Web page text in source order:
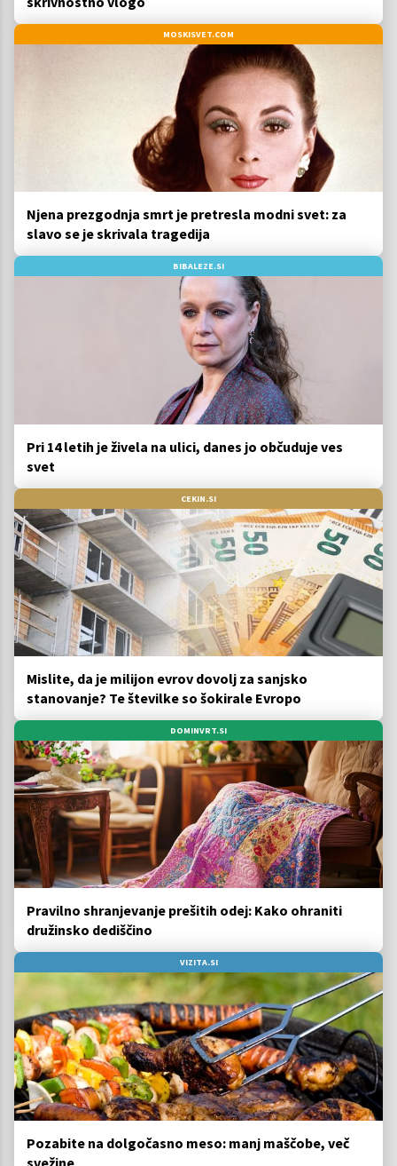
MOSKISVET.COM
Njena prezgodnja smrt je pretresla modni svet: za
slavo se je skrivala tragedija
BIBALEZE.SI
Pri 14 letih je živela na ulici, danes jo občuduje ves
svet
CEKIN.SI
Mislite, da je milijon evrov dovolj za sanjsko
stanovanje? Te številke so šokirale Evropo
DOMINVRT.SI
Pravilno shranjevanje prešitih odej: Kako ohraniti
družinsko dediščino
VIZITA.SI
Pozabite na dolgočasno meso: manj maščobe, več
svežine